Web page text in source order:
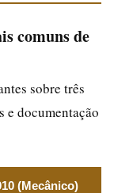
comuns de
sobre três
e documentação
(Mecânico)